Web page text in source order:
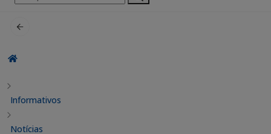
por:
Informativos
Notícias